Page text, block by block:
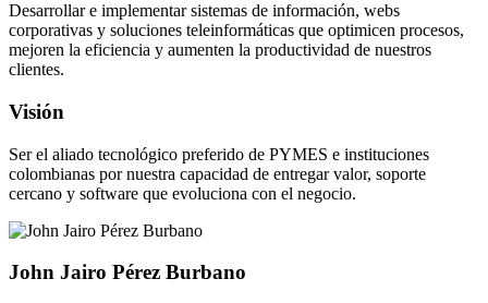
Desarrollar e implementar sistemas de información, webs
corporativas y soluciones teleinformáticas que optimicen procesos,
mejoren la eficiencia y aumenten la productividad de nuestros
clientes.
Visión
Ser el aliado tecnológico preferido de PYMES e instituciones
colombianas por nuestra capacidad de entregar valor, soporte
cercano y software que evoluciona con el negocio.
John Jairo Pérez Burbano